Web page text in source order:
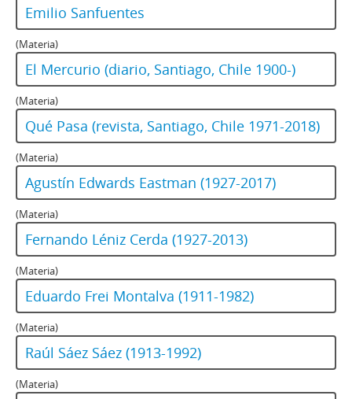
Emilio Sanfuentes
(Materia)
El Mercurio (diario, Santiago, Chile 1900-)
(Materia)
Qué Pasa (revista, Santiago, Chile 1971-2018)
(Materia)
Agustín Edwards Eastman (1927-2017)
(Materia)
Fernando Léniz Cerda (1927-2013)
(Materia)
Eduardo Frei Montalva (1911-1982)
(Materia)
Raúl Sáez Sáez (1913-1992)
(Materia)